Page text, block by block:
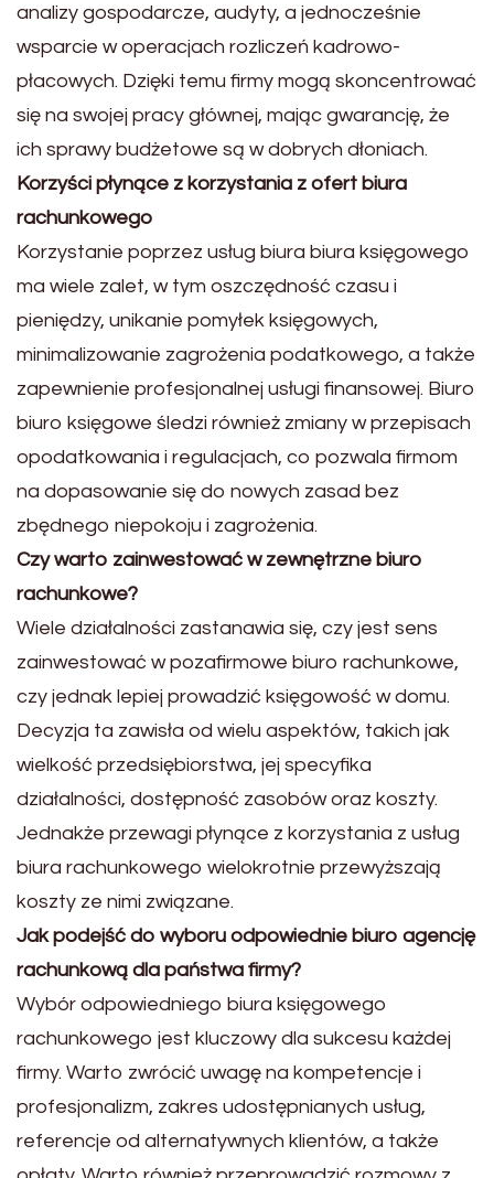
analizy gospodarcze, audyty, a jednocześnie
wsparcie w operacjach rozliczeń kadrowo-
płacowych. Dzięki temu firmy mogą skoncentrować
się na swojej pracy głównej, mając gwarancję, że
ich sprawy budżetowe są w dobrych dłoniach.
Korzyści płynące z korzystania z ofert biura
rachunkowego
Korzystanie poprzez usług biura biura księgowego
ma wiele zalet, w tym oszczędność czasu i
pieniędzy, unikanie pomyłek księgowych,
minimalizowanie zagrożenia podatkowego, a także
zapewnienie profesjonalnej usługi finansowej. Biuro
biuro księgowe śledzi również zmiany w przepisach
opodatkowania i regulacjach, co pozwala firmom
na dopasowanie się do nowych zasad bez
zbędnego niepokoju i zagrożenia.
Czy warto zainwestować w zewnętrzne biuro
rachunkowe?
Wiele działalności zastanawia się, czy jest sens
zainwestować w pozafirmowe biuro rachunkowe,
czy jednak lepiej prowadzić księgowość w domu.
Decyzja ta zawisła od wielu aspektów, takich jak
wielkość przedsiębiorstwa, jej specyfika
działalności, dostępność zasobów oraz koszty.
Jednakże przewagi płynące z korzystania z usług
biura rachunkowego wielokrotnie przewyższają
koszty ze nimi związane.
Jak podejść do wyboru odpowiednie biuro agencję
rachunkową dla państwa firmy?
Wybór odpowiedniego biura księgowego
rachunkowego jest kluczowy dla sukcesu każdej
firmy. Warto zwrócić uwagę na kompetencje i
profesjonalizm, zakres udostępnianych usług,
referencje od alternatywnych klientów, a także